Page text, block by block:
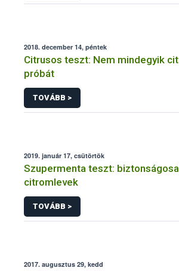
2018. december 14, péntek
Citrusos teszt: Nem mindegyik
próbát
TOVÁBB >
2019. január 17, csütörtök
Szupermenta teszt:
citromlevek
TOVÁBB >
2017. augusztus 29, kedd